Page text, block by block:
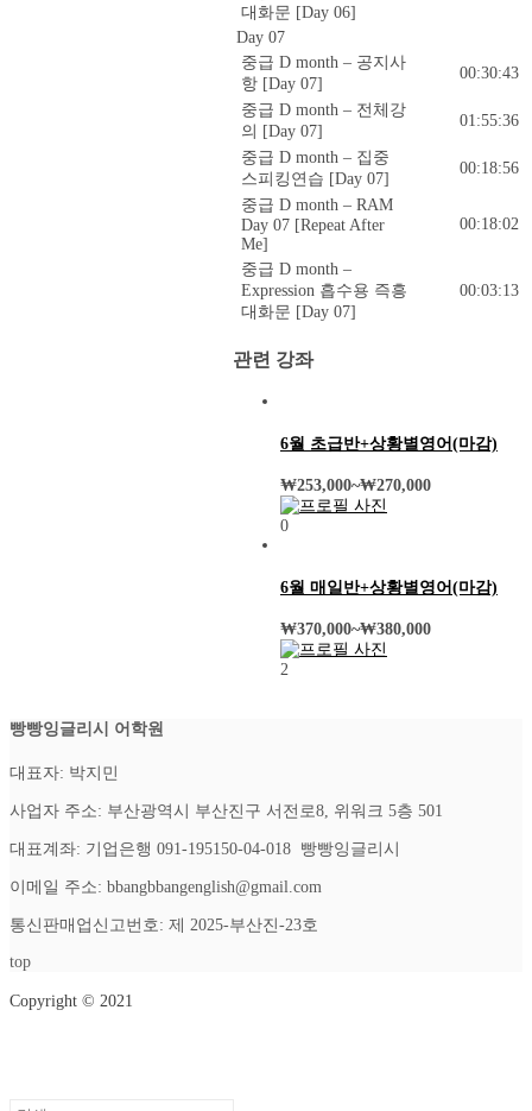
대화문 [Day 06]
Day 07
중급 D month – 공지사
항 [Day 07]
00:30:43
중급 D month – 전체강
의 [Day 07]
01:55:36
중급 D month – 집중
스피킹연습 [Day 07]
00:18:56
중급 D month – RAM
Day 07 [Repeat After
Me]
00:18:02
중급 D month –
Expression 흡수용 즉흥
대화문 [Day 07]
00:03:13
관련 강좌
6월 매일반+상황별영어(마감)
₩370,000~₩380,000
2
6월 초급반+상황별영어(마감)
₩253,000~₩270,000
0
빵빵잉글리시 어학원
대표자: 박지민
사업자 주소: 부산광역시 부산진구 서전로8, 위워크 5층 501
대표계좌: 기업은행 091-195150-04-018 빵빵잉글리시
이메일 주소: bbangbbangenglish@gmail.com
통신판매업신고번호: 제 2025-부산진-23호
top
Copyright © 2021